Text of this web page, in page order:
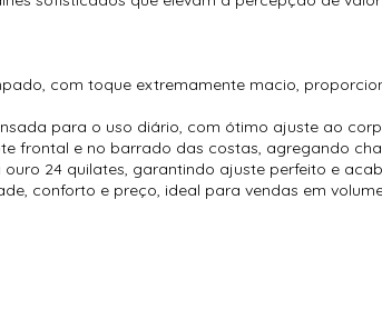
com toque extremamente macio,
para o uso diário, com ótimo ajuste ao
frontal e no barrado das costas, agregando
24 quilates, garantindo ajuste perfeito e
conforto e preço, ideal para vendas em